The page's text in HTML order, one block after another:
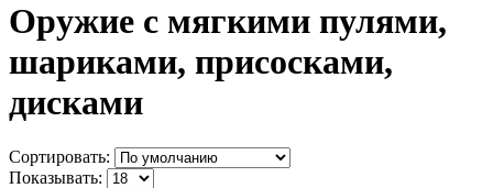
Оружие с мягкими пулями,
шариками, присосками,
дисками
Сортировать:
Показывать: